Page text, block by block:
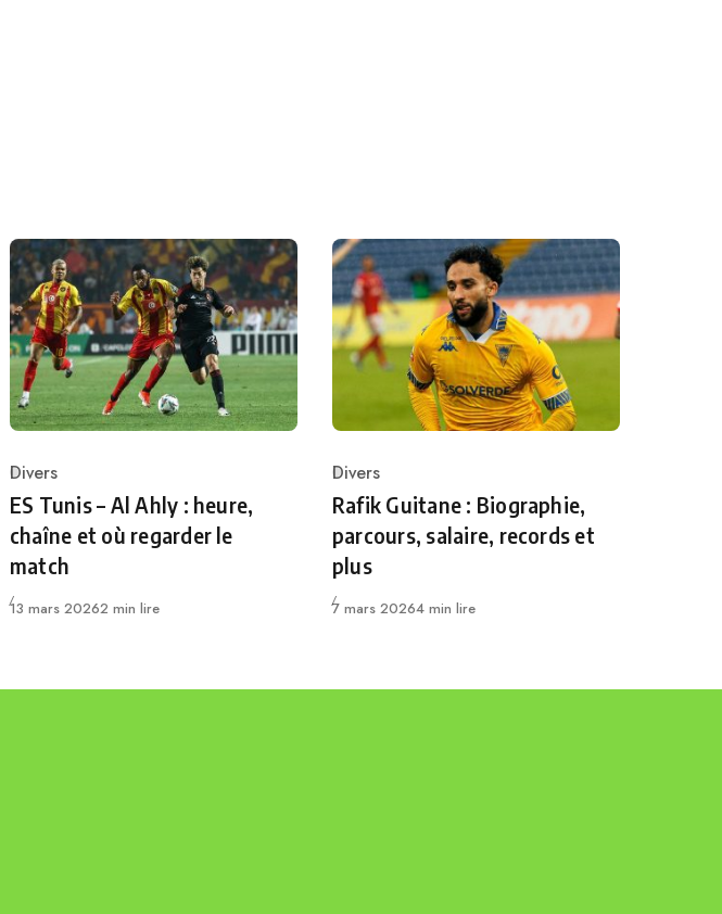
Category
Divers
ES Tunis – Al Ahly : heure,
chaîne et où regarder le
match
Publié
13 mars 20262 min lire
Category
Divers
Rafik Guitane : Biographie,
parcours, salaire, records et
plus
Publié
7 mars 20264 min lire